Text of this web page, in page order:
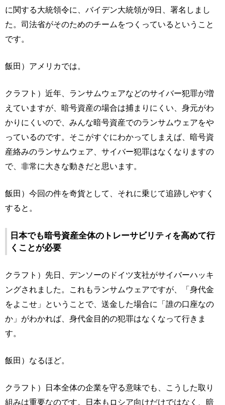
に関する大統領令に、バイデン大統領が9日、署名しまし
た。司法省がそのためのチームをつくっているということ
です。
飯田）アメリカでは。
クラフト）近年、ランサムウェアなどのサイバー犯罪が増
えていますが、暗号資産の場合は捕まりにくい、身元がわ
かりにくいので、みんな暗号資産でのランサムウェアをや
っているのです。そこがすぐにわかってしまえば、暗号資
産絡みのランサムウェア、サイバー犯罪はなくなりますの
で、非常に大きな動きだと思います。
飯田）今回の件を奇貨として、それに乗じて追跡しやすく
すると。
日本でも暗号資産全体のトレーサビリティを高めて行
くことが必要
クラフト）先日、デンソーのドイツ支社がサイバーハッキ
ングされました。これもランサムウェアですが、「身代金
をよこせ」ということで、送金した場合に「誰の口座なの
か」がわかれば、身代金目的の犯罪はなくなって行きま
す。
飯田）なるほど。
クラフト）日本全体の企業を守る意味でも、こうした取り
組みは重要なのです。日本もロシア向けだけではなく、暗